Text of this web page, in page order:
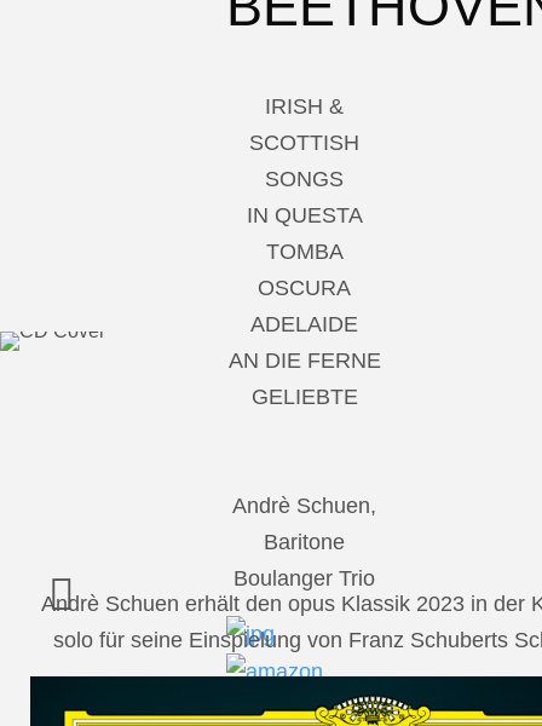
IRISH &
SCOTTISH
SONGS
IN QUESTA
TOMBA
OSCURA
ADELAIDE
AN DIE FERNE
GELIEBTE
Andrè Schuen,
Baritone
Boulanger Trio
Andrè Schuen erhält den opus Klassik 2023 in der
solo für seine Einspielung von Franz Schuberts